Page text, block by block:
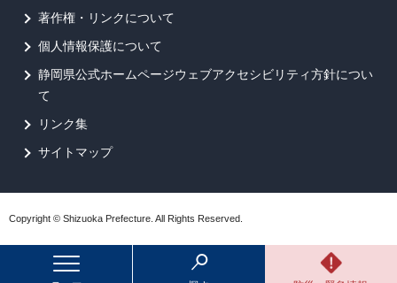
著作権・リンクについて
個人情報保護について
静岡県公式ホームページウェブアクセシビリティ方針につい
て
リンク集
サイトマップ
Copyright © Shizuoka Prefecture. All Rights Reserved.